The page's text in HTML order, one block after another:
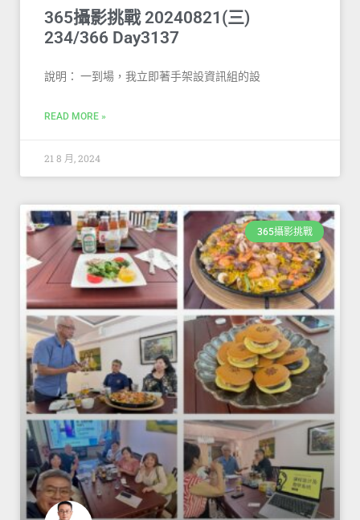
365攝影挑戰 20240821(三)
234/366 Day3137
說明： 一到場，我立即著手架設資訊組的設
READ MORE »
21 8 月, 2024
365攝影挑戰